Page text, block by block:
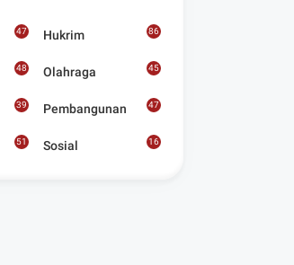
47 Hukrim 86
48 Olahraga 45
39 Pembangunan 47
51 Sosial
16